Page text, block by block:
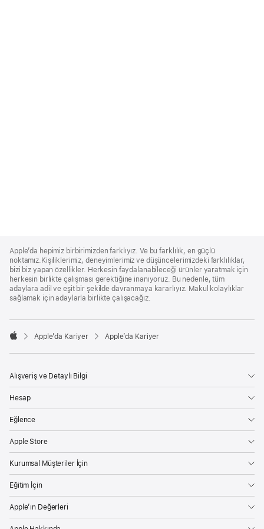
Footer
Apple’da hepimiz birbirimizden farklıyız. Ve bu farklılık, en güçlü
noktamız.Kişiliklerimiz, deneyimlerimiz ve düşüncelerimizdeki farklılıklar,
bizi biz yapan özellikler. Herkesin faydalanabileceği ürünler yaratmak için
herkesin birlikte çalışması gerektiğine inanıyoruz. Bu nedenle, tüm
adaylara adil ve eşit bir şekilde davranmaya kararlıyız. Makul kolaylıklar
sağlamak için adaylarla birlikte çalışacağız.

Apple’da Kariyer Apple’da Kariyer
Alışveriş ve Detaylı Bilgi
Hesap
Eğlence
Apple Store
Kurumsal Müşteriler İçin
Eğitim İçin
Apple’ın Değerleri